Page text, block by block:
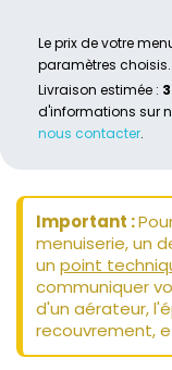
Le prix de votre
paramètres choisis.
Livraison estimée :
d'informations sur
nous contacter.
Important :
menuiserie, un
un point
communiquer
d'un aérateur,
recouvrement,